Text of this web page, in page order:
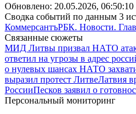
Обновлено: 20.05.2026, 06:50:10
Сводка событий по данным 3
КоммерсантъРБК. Новости.
Связанные сюжеты
МИД Литвы призвал НАТО
ответил на угрозы в адрес
о нулевых шансах НАТО
выразил протест ЛитвеЛатвия
РоссииПесков заявил о
Персональный мониторинг